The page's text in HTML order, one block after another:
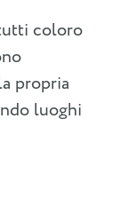
coloro
propria
luoghi